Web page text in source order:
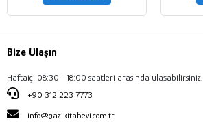
Bize Ulaşın
Haftaiçi 08:30 - 18:00 saatleri arasında ulaşabilirsiniz.
+90 312 223 7773
info@gazikitabevi.com.tr